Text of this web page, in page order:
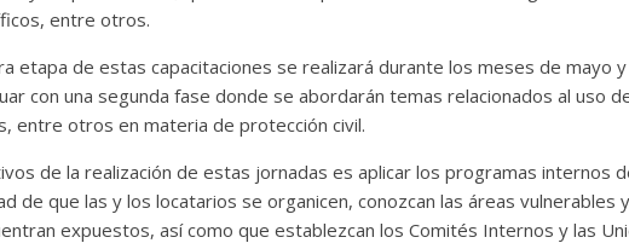
entre otros.
etapa de estas capacitaciones se realizará durante los meses de mayo y
con una segunda fase donde se abordarán temas relacionados al uso
entre otros en materia de protección civil.
de la realización de estas jornadas es aplicar los programas internos
de que las y los locatarios se organicen, conozcan las áreas vulnerables
expuestos, así como que establezcan los Comités Internos y las